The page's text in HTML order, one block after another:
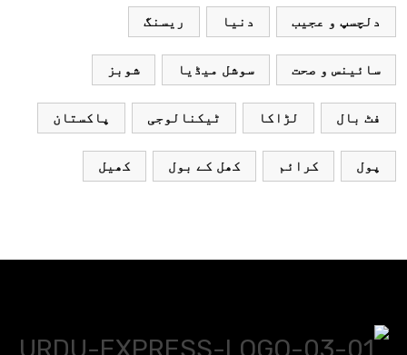
دلچسپ و عجیب دنیا ریسنگ
سائینس و صحت سوشل میڈیا شوبز
فٹ بال لڑاکا ٹیکنالوجی پاکستان
پول کرائم کھل کے بول کھیل